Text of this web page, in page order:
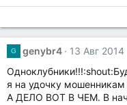
G genybr4
13 Авг 2014
я на удочку мошенникам
А ДЕЛО ВОТ В ЧЕМ. В